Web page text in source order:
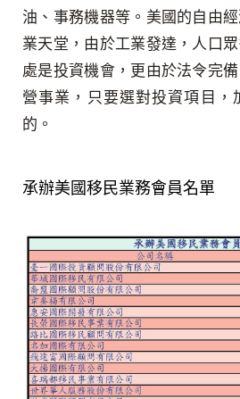
油、事務機器等。美國的自由
業天堂，由於工業發達，人口
處是投資機會，更由於法令完
營事業，只要選對投資項目，
的。
承辦美國移民業務會員名單